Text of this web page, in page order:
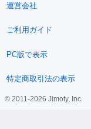
運営会社
ご利用ガイド
PC版で表示
特定商取引法の表示
© 2011-2026 Jimoty, Inc.